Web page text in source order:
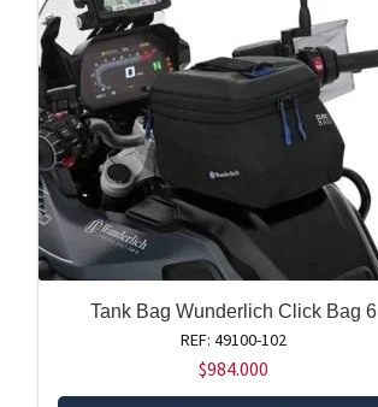
Tank Bag Wunderlich Click Bag 6
REF: 49100-102
$984.000